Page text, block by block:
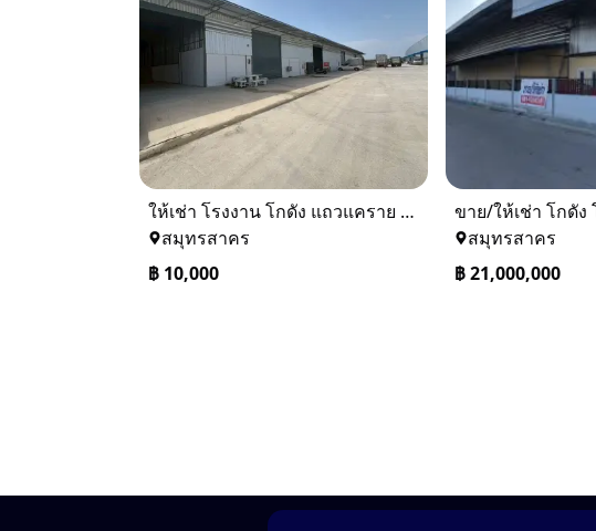
ให้เช่า โรงงาน โกดัง แถวแคราย คลองมะเดื่อ นาดี บางน้ำจืด สมุทรสาคร
สมุทรสาคร
฿ 10,000
สมุทรสาคร
฿21,000,000